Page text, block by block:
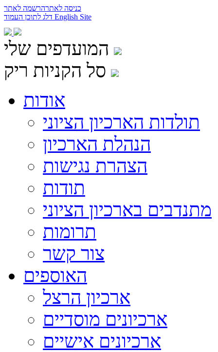
כניסה לאתרהרשמה לאתר
English Site
המועדפים שלי
סל הקניות ריק
אודות
תולדות הארכיון הציוני
הנהלת הארכיון
הצהרת נגישות
תודות
מתנדבים בארכיון הציוני
תרומות
צור קשר
האוספים
ארכיון הרצל
ארכיונים מוסדיים
ארכיונים אישיים